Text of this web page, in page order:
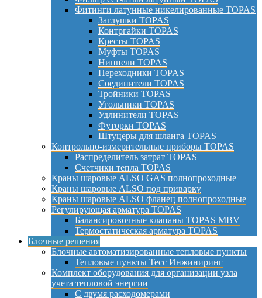
Фитинги латунные никелированные TOPAS
Заглушки TOPAS
Контргайки TOPAS
Кресты TOPAS
Муфты TOPAS
Ниппели TOPAS
Переходники TOPAS
Соединители TOPAS
Тройники TOPAS
Угольники TOPAS
Удлинители TOPAS
Футорки TOPAS
Штуцеры для шланга TOPAS
Контрольно-измерительные приборы TOPAS
Распределитель затрат TOPAS
Счетчики тепла TOPAS
Краны шаровые ALSO GAS полнопроходные
Краны шаровые ALSO под приварку
Краны шаровые ALSO фланец полнопроходные
Регулирующая арматура TOPAS
Балансировочные клапаны TOPAS MBV
Термостатическая арматура TOPAS
Блочные решения
Блочные автоматизированные тепловые пункты
Тепловые пункты Тесс Инжиниринг
Комплект оборудования для организации узла
учета тепловой энергии
С двумя расходомерами